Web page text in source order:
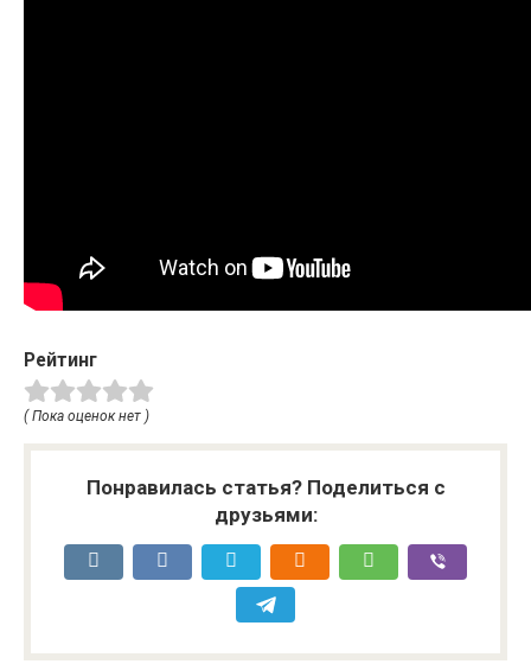
Рейтинг
( Пока оценок нет )
Понравилась статья? Поделиться с
друзьями: